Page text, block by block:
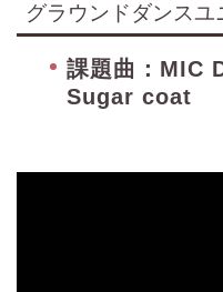
グラウンドダンスユ
課題曲：MIC
Sugar coat